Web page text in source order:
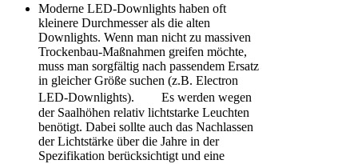
Moderne LED-Downlights haben oft
kleinere Durchmesser als die alten
Downlights. Wenn man nicht zu massiven
Trockenbau-Maßnahmen greifen möchte,
muss man sorgfältig nach passendem Ersatz
in gleicher Größe suchen (z.B. Electron
LED-Downlights). Es werden wegen
der Saalhöhen relativ lichtstarke Leuchten
benötigt. Dabei sollte auch das Nachlassen
der Lichtstärke über die Jahre in der
Spezifikation berücksichtigt und eine